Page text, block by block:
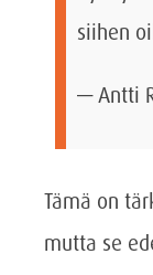
siihen
— Antti
Tämä on
mutta se